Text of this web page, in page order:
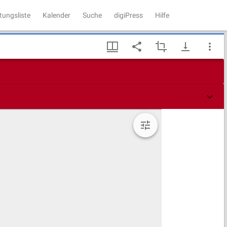
Kalender Suche digiPress Hilfe